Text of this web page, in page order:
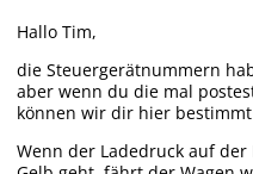
Hallo Tim,
die Steuergerätnummern
aber wenn du die mal
können wir dir hier
Wenn der Ladedruck auf